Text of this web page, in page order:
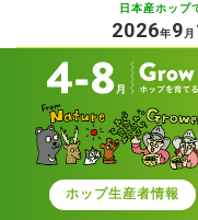
日本産ホップ
2026年9 月
ホップ生産者情報